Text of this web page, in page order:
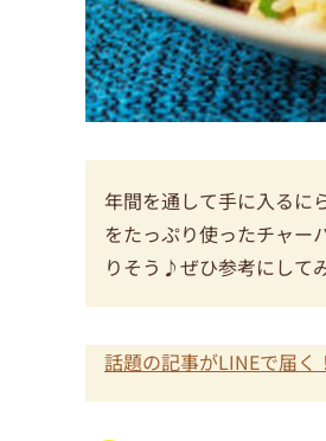
年間を通して手に入るに
をたっぷり使ったチャー
りそう♪ぜひ参考にして
話題の記事がLINEで届く